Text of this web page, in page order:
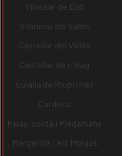
Vilassar de Dalt
Vilanova del Vallès
Castellar del Vallès
Castellar de n´Hug
Eulàlia de Riuprimer
Cardona
Palau-solità i Plegamans
Margarida i els Monjos